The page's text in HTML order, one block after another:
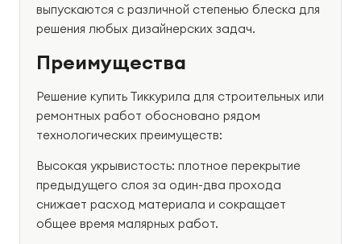
выпускаются с различной степенью блеска для
решения любых дизайнерских задач.
Преимущества
Решение купить Тиккурила для строительных или
ремонтных работ обосновано рядом
технологических преимуществ:
Высокая укрывистость: плотное перекрытие
предыдущего слоя за один-два прохода
снижает расход материала и сокращает
общее время малярных работ.